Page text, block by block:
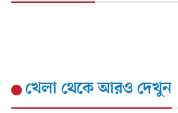
খেলাথেকে আরও দেখুন